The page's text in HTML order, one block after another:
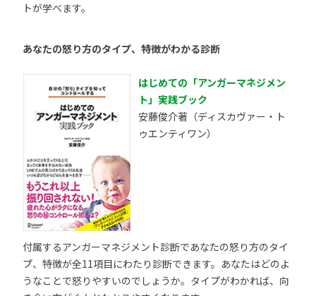
トが学べます。
あなたの怒り方のタイプ、特徴がわかる診断
はじめての「アンガーマネジメン
ト」実践ブック
安藤俊介著（ディスカヴァー・ト
ゥエンティワン）
付属するアンガーマネジメント診断であなたの怒り方のタイ
プ、特徴が全11項目にわたり診断できます。あなたはどのよ
うなことで怒りやすいのでしょうか。タイプがわかれば、向